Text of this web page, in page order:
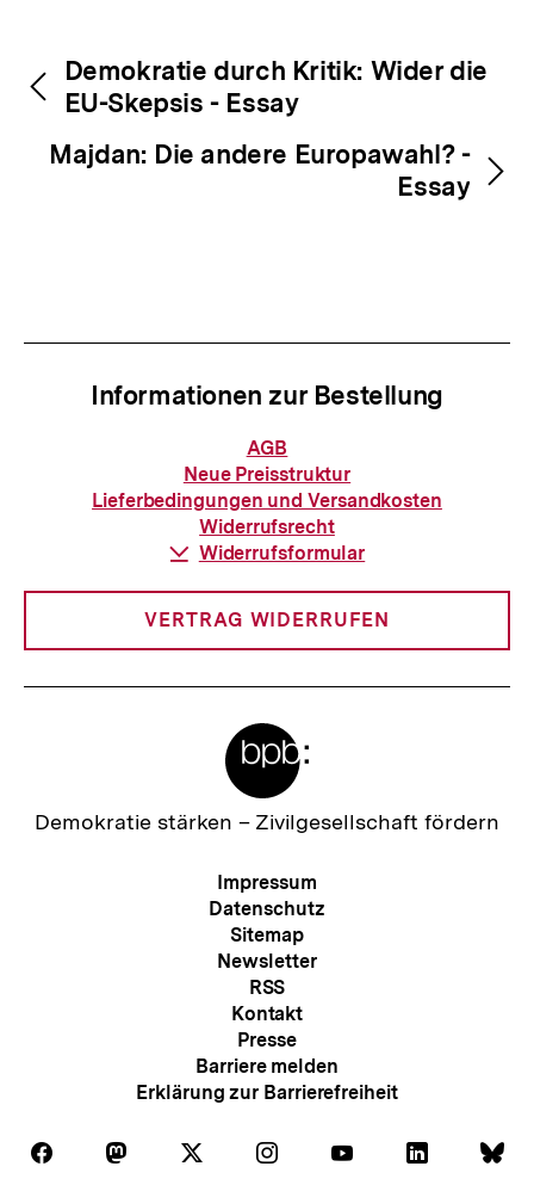
Inhaltsnavigation
Inhaltsnavigation
Demokratie durch Kritik: Wider die
EU-Skepsis - Essay
Majdan: Die andere Europawahl? -
Essay
Informationen zur Bestellung
Informationen
zur
Bestellung
AGB
Neue Preisstruktur
Lieferbedingungen und Versandkosten
Widerrufsrecht
Download-
Widerrufsformular
VERTRAG WIDERRUFEN
Zur
Demokratie stärken – Zivilgesellschaft fördern
Meta-
Navigation
Impressum
Datenschutz
Sitemap
Newsletter
RSS
Kontakt
Presse
Barriere melden
Erklärung zur Barrierefreiheit
Folgen
Auf
Folgen Folgen Folgen
Auf
Folgen Folgen